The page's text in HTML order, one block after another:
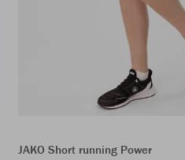
JAKO Short running Power